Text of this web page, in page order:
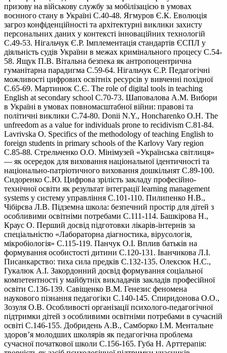
призову на військову службу за мобілізацією в умовах
воєнного стану в Україні С.40-48. Ягмуров Є.К. Еволюція
загроз конфіденційності та архітектурні виклики захисту
персональних даних у контексті інноваційних технологій
С.49-53. Нігальчук Є.Р. Імплементація стандартів ЄСПЛ у
діяльність судів України в межах кримінального процесу С.54-
58. Ящук П.В. Вітальна безпека як антропоцентрична
гуманітарна парадигма С.59-64. Нігальчук Є.Р. Педагогічні
можливості цифрових освітніх ресурсів у вивченні похідної
С.65-69. Мартинюк С.Є. The role of digital tools in teaching
English at secondary school С.70-73. Шаповалова А.М. Вибори
в Україні в умовах повномасштабної війни: правові та
політичні виклики С.74-80. Donii N.Y., Honcharenko O.H. The
unfreedom as a value for individuals prone to recidivism С.81-84.
Lavrivska O. Specifics of the methodology of teaching English to
foreign students in primary schools of the Karlovy Vary region
С.85-88. Стрельченко О.О. Мінімузей «Українська світлиця»
— як осередок для виховання національної ідентичності та
національно-патріотичного виховання дошкільнят С.89-100.
Сидоренко С.Ю. Цифрова зрілість закладу професійно-
технічної освіти як результат інтеграції learning management
systems у систему управління С.101-110. Пилипенко Н.В.,
Чібірєва Л.В. Підземна школа: безпечний простір для дітей з
особливими освітніми потребами С.111-114. Башкірова Н.,
Краус О. Перший досвід підготовки лікарів-інтернів за
спеціальністю «Лабораторна діагностика, вірусологія,
мікробіологія» С.115-119. Панчук О.І. Вплив батьків на
формування особистості дитини С.120-131. Іванчикова Л.І.
Писанкарство: тиха сила предків С.132-135. Олексюк Н.С.,
Гукалюк А.І. Закордонний досвід формування соціальної
компетентності у майбутніх викладачів закладів професійної
освіти С.136-139. Савіщенко В.М. Генезис феномена
наукового пізнання педагогіки С.140-145. Спиридонова О.О.,
Зозуля О.В. Особливості організації психолого-педагогічної
підтримки дітей з особливими освітніми потребами в сучасній
освіті С.146-155. Добридень А.В., Самборко І.М. Ментальне
здоров’я молодших школярів як педагогічна проблема
сучасної початкової школи С.156-165. Губа Н. Арттерапія: